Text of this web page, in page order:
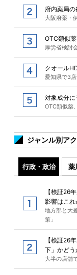
府内薬局の
大阪府薬・
OTC類似
厚労省検討
クオール
愛知県で3
対象成分
OTC類似薬
ジャンル別ア
行政・政治 薬
【検証26
影響はこれ
地方部と大
策」
【検証26
下」かど
大半の店舗